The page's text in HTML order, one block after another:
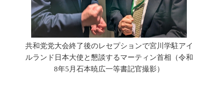
共和党党大会終了後のレセプションで宮川学駐アイ
ルランド日本大使と懇談するマーティン首相（令和
8年5月石本暁広一等書記官撮影）